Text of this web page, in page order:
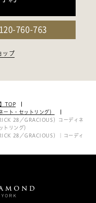
760-763
ップ
TOP
ート・セットリング）
28／GRACIOUS）コーディネ
トリング）
28／GRACIOUS）｜コーディ